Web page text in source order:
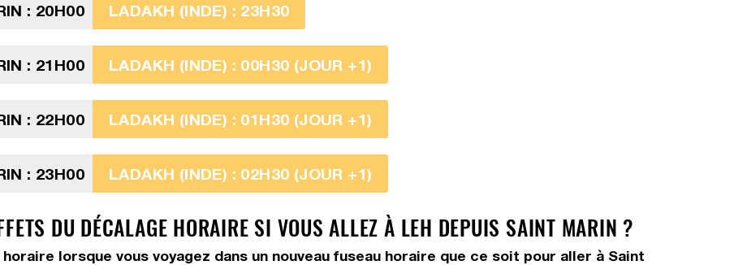
: 20H00 LADAKH (INDE) : 23H30
: 21H00 LADAKH (INDE) : 00H30 (JOUR +1)
: 22H00 LADAKH (INDE) : 01H30 (JOUR +1)
: 23H00 LADAKH (INDE) : 02H30 (JOUR +1)
DU DÉCALAGE HORAIRE SI VOUS ALLEZ À LEH DEPUIS SAINT MARIN ?
lorsque vous voyagez dans un nouveau fuseau horaire que ce soit pour aller à Saint